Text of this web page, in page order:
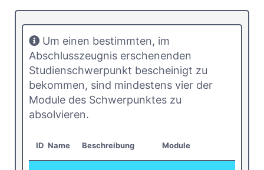
Um einen bestimmten, im
Abschlusszeugnis erschenenden
Studienschwerpunkt bescheinigt zu
bekommen, sind mindestens vier der
Module des Schwerpunktes zu
absolvieren.
ID Name Beschreibung Module